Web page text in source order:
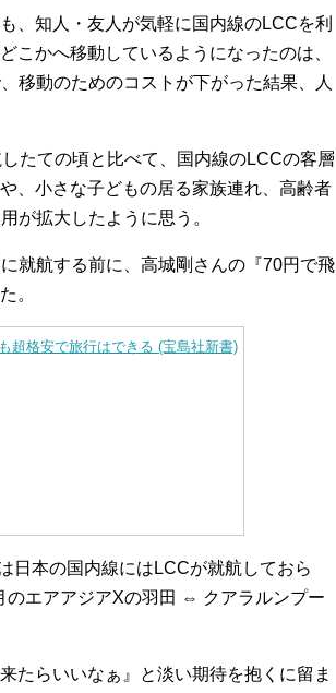
、知人・友人が気軽に国内線のLCCを利
こかへ移動しているようになったのは、
移動のためのコストが下がった結果、人
たての頃と比べて、国内線のLCCの客層
、小さな子どもの居る家族連れ、高齢者
が拡大したように思う。
就航する前に、高城剛さんの『70円で飛
。
超格安で旅行はできる (宝島社新書)
日本の国内線にはLCCが就航しておら
エアアジアXの羽田 ⇔ クアラルンプー
たらいいなぁ』と淡い期待を抱くに留ま